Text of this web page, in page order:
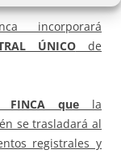
incorporará
ÚNICOde
FINCA que la
se trasladará al
registrales y